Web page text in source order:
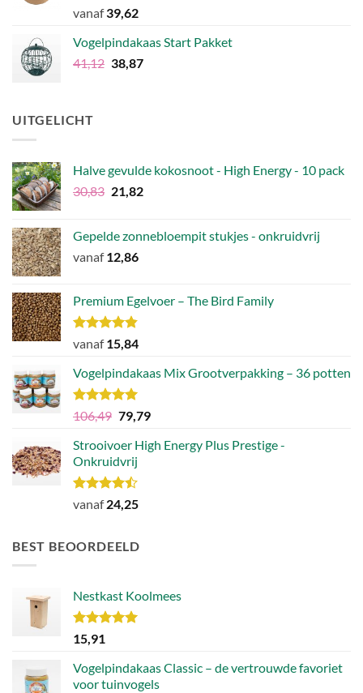
Waardering
uit 5
vanaf39,62
Vogelpindakaas Start Pakket
41,12 Oorspronkelijke
38,87Huidige
UITGELICHT
Halve gevulde kokosnoot - High Energy - 10 pack
30,83 Oorspronkelijke
€30,83.
21,82Huidige
€21,82.
Gepelde zonnebloempit stukjes - onkruidvrij
vanaf12,86
Premium Egelvoer – The Bird Family
Waardering
uit 5
vanaf15,84
Vogelpindakaas Mix Grootverpakking – 36 potten
Waardering
uit 5
106,49 Oorspronkelijke
was:
€106,49.
79,79Huidige
is:
Strooivoer High Energy Plus Prestige -
Onkruidvrij
Waardering
uit 5
vanaf24,25
BEST BEOORDEELD
Nestkast Koolmees
Waardering
5.00
15,91
Vogelpindakaas Classic – de vertrouwde favoriet
voor tuinvogels